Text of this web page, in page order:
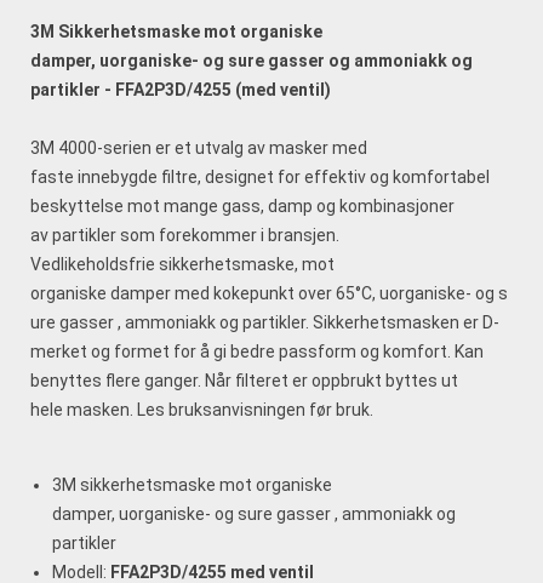
3M Sikkerhetsmaske mot organiske
damper, uorganiske- og sure gasser og ammoniakk og
partikler - FFA2P3D/4255 (med ventil)
3M 4000-serien er et utvalg av masker med
faste innebygde filtre, designet for effektiv og komfortabel
beskyttelse mot mange gass, damp og kombinasjoner
av partikler som forekommer i bransjen.
Vedlikeholdsfrie sikkerhetsmaske, mot
organiske damper med kokepunkt over 65°C, uorganiske- og s
ure gasser , ammoniakk og partikler. Sikkerhetsmasken er D-
merket og formet for å gi bedre passform og komfort. Kan
benyttes flere ganger. Når filteret er oppbrukt byttes ut
hele masken. Les bruksanvisningen før bruk.
3M sikkerhetsmaske mot organiske
damper, uorganiske- og sure gasser , ammoniakk og
partikler
Modell: FFA2P3D/4255 med ventil